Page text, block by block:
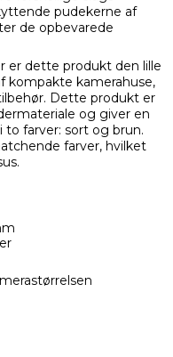
pudekerne af
de opbevarede
er dette produkt den lille
kompakte kamerahuse,
Dette produkt er
og giver en
to farver: sort og brun.
farver, hvilket